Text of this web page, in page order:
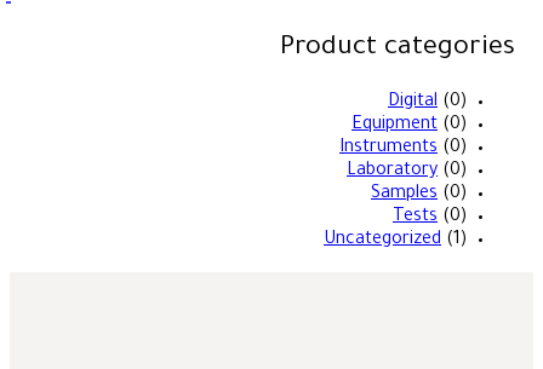
Product
Digital
Equipment
Instruments
Laboratory
Samples
Tests
Uncategorized